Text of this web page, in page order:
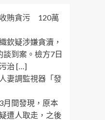
賄貪污 120萬
欽疑涉嫌貪瀆，
到案。檢方7日
治 […]
妻調監視器「發
月間發現，原本
遭人取走，之後